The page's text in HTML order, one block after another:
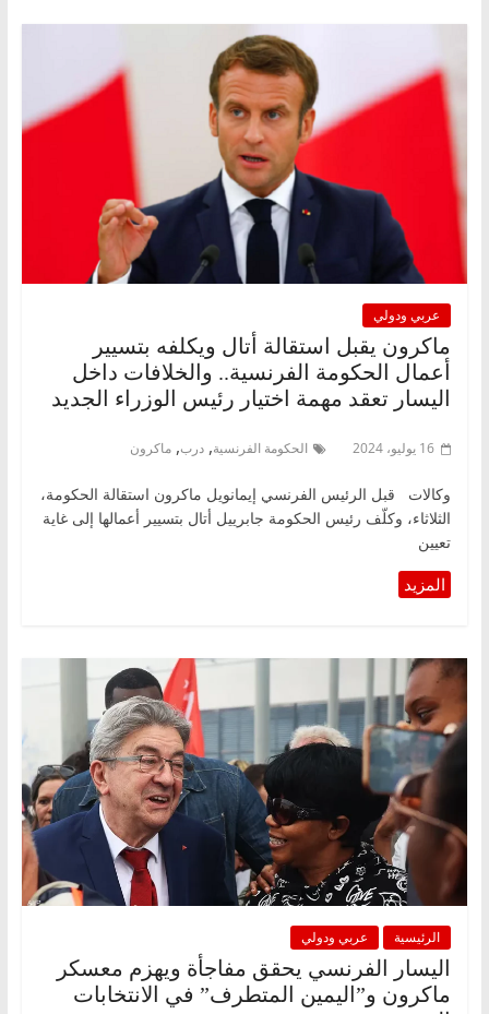
عربي ودولي
ماكرون يقبل استقالة أتال ويكلفه بتسيير
أعمال الحكومة الفرنسية.. والخلافات داخل
اليسار تعقد مهمة اختيار رئيس الوزراء الجديد
16 يوليو، 2024 الحكومة الفرنسية, درب, ماكرون
وكالات قبل الرئيس الفرنسي إيمانويل ماكرون استقالة الحكومة،
الثلاثاء، وكلّف رئيس الحكومة جابرييل أتال بتسيير أعمالها إلى غاية
تعيين
الرئيسية عربي ودولي
اليسار الفرنسي يحقق مفاجأة ويهزم معسكر
ماكرون و”اليمين المتطرف” في الانتخابات